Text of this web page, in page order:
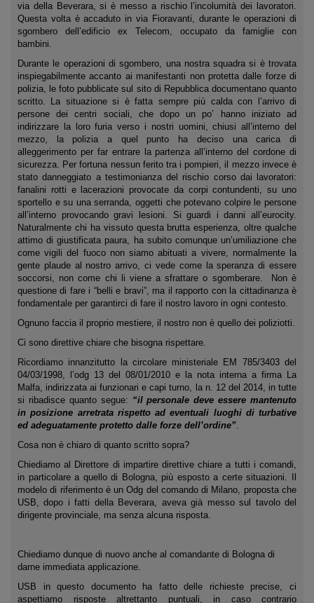
via della Beverara, si è messo a rischio l’incolumità dei lavoratori.
Questa volta è accaduto in via Fioravanti, durante le operazioni di
sgombero dell’edificio ex Telecom, occupato da famiglie con
bambini.
Durante le operazioni di sgombero, una nostra squadra si è trovata
inspiegabilmente accanto ai manifestanti non protetta dalle forze di
polizia, le foto pubblicate sul sito di Repubblica documentano quanto
scritto. La situazione si è fatta sempre più calda con l’arrivo di
persone dei centri sociali, che dopo un po’ hanno iniziato ad
indirizzare la loro furia verso i nostri uomini, chiusi all’interno del
mezzo, la polizia a quel punto ha deciso una carica di
alleggerimento per far entrare la partenza all’interno del cordone di
sicurezza. Per fortuna nessun ferito tra i pompieri, il mezzo invece è
stato danneggiato a testimonianza del rischio corso dai lavoratori:
fanalini rotti e lacerazioni provocate da corpi contundenti, su uno
sportello e su una serranda, oggetti che potevano colpire le persone
all’interno provocando gravi lesioni. Si guardi i danni all’eurocity.
Naturalmente chi ha vissuto questa brutta esperienza, oltre qualche
attimo di giustificata paura, ha subito comunque un’umiliazione che
come vigili del fuoco non siamo abituati a vivere, normalmente la
gente plaude al nostro arrivo, ci vede come la speranza di essere
soccorsi, non come chi li viene a sfrattare o sgomberare. Non è
questione di fare i “belli e bravi”, ma il rapporto con la cittadinanza è
fondamentale per garantirci di fare il nostro lavoro in ogni contesto.
Ognuno faccia il proprio mestiere, il nostro non è quello dei poliziotti.
Ci sono direttive chiare che bisogna rispettare.
Ricordiamo innanzitutto la circolare ministeriale EM 785/3403 del
04/03/1998, l’odg 13 del 08/01/2010 e la nota interna a firma La
Malfa, indirizzata ai funzionari e capi turno, la n. 12 del 2014, in tutte
si ribadisce quanto segue: “il personale deve essere mantenuto
in posizione arretrata rispetto ad eventuali luoghi di turbative
ed adeguatamente protetto dalle forze dell’ordine”.
Cosa non è chiaro di quanto scritto sopra?
Chiediamo al Direttore di impartire direttive chiare a tutti i comandi,
in particolare a quello di Bologna, più esposto a certe situazioni. Il
modelo di riferimento è un Odg del comando di Milano, proposta che
USB, dopo i fatti della Beverara, aveva già messo sul tavolo del
dirigente provinciale, ma senza alcuna risposta.
Chiediamo dunque di nuovo anche al comandante di Bologna di
darne immediata applicazione.
USB in questo documento ha fatto delle richieste precise, ci
aspettiamo risposte altrettanto puntuali, in caso contrario